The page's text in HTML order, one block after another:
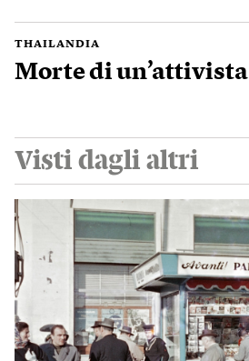
THAILANDIA
Morte di un’attivista
Visti dagli altri